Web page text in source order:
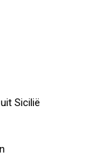
Sicilië